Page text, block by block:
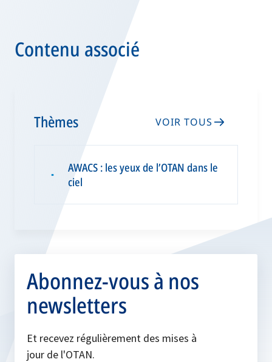
Contenu associé
Thèmes VOIR TOUS
▪
AWACS : les yeux de l’OTAN dans le
ciel
Abonnez-vous à nos
newsletters
Et recevez régulièrement des mises à
jour de l'OTAN.